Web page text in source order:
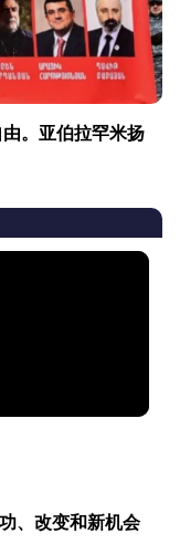
。亚伯拉罕米扬
、改变和新机会